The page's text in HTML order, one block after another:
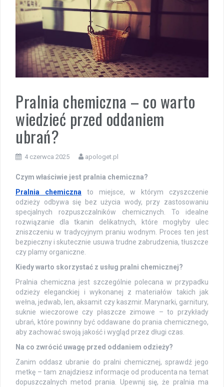
Pralnia chemiczna – co warto
wiedzieć przed oddaniem
ubrań?
4 czerwca 2025 apologet.pl
Czym właściwie jest pralnia chemiczna?
Pralnia chemiczna to miejsce, w którym czyszczenie
odzieży odbywa się bez użycia wody, przy zastosowaniu
specjalnych rozpuszczalników chemicznych. To idealne
rozwiązanie dla tkanin delikatnych, które mogłyby ulec
zniszczeniu w tradycyjnym praniu wodnym. Proces ten jest
bezpieczny i skutecznie usuwa trudne zabrudzenia, tłuszcze
czy plamy organiczne.
Kiedy warto skorzystać z usług pralni chemicznej?
Pralnia chemiczna jest szczególnie polecana w przypadku
odzieży eleganckiej i wykonanej z materiałów takich jak
wełna, jedwab, len, aksamit czy kaszmir. Marynarki, garnitury,
suknie wieczorowe czy płaszcze zimowe – to przykłady
ubrań, które powinny być oddawane do prania chemicznego,
aby zachować swoją jakość i wygląd przez długi czas.
Na co zwrócić uwagę przed oddaniem odzieży?
Zanim oddasz ubranie do pralni chemicznej, sprawdź jego
metkę – tam znajdziesz informacje od producenta na temat
dopuszczalnych metod prania. Upewnij się, że pralnia ma